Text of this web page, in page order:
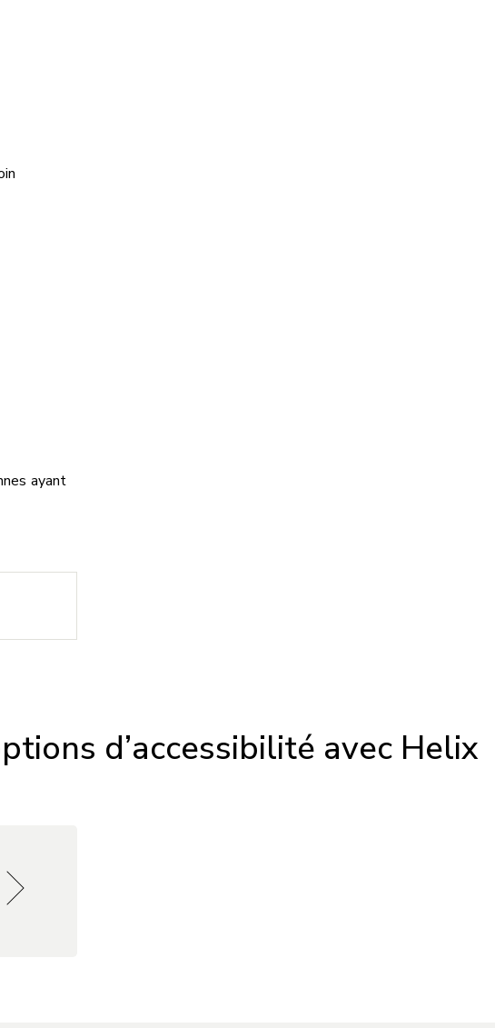
ayant
d’accessibilité avec Helix